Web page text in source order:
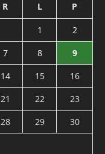
R L P
1
2
7 8
9
14 15
16
21 22
23
28 29
30